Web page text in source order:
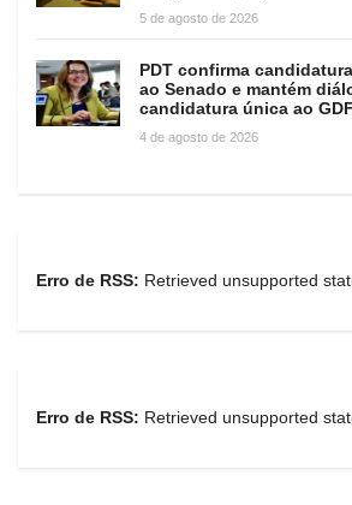
5 de agosto de 2026
PDT confirma
ao Senado e mantém
candidatura única ao GDF
4 de agosto de 2026
Erro de RSS: Retrieved unsupported
Erro de RSS: Retrieved unsupported